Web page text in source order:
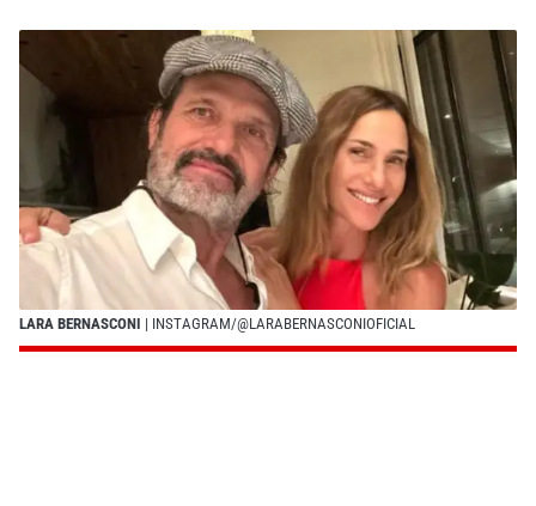
LARA BERNASCONI | INSTAGRAM/@LARABERNASCONIOFICIAL